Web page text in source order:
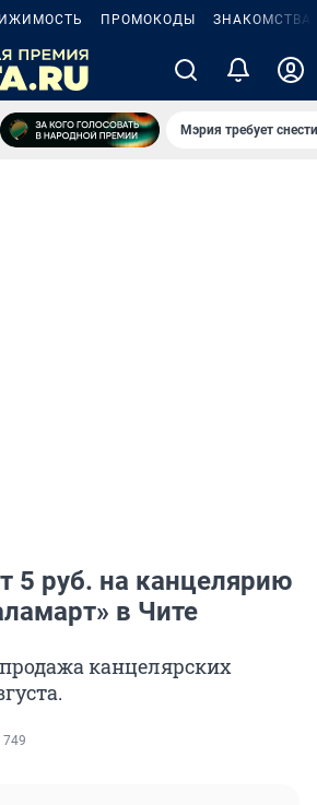
ПРОМОКОДЫ ЗНАКОМСТВА
Мэрия требует
5 руб. на канцелярию
в Чите
канцелярских
749